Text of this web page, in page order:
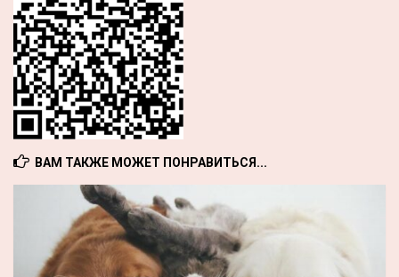
ВАМ ТАКЖЕ МОЖЕТ ПОНРАВИТЬСЯ...